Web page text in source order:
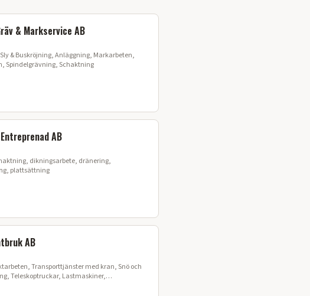
& Markservice AB
& Buskröjning, Anläggning, Markarbeten,
Spindelgrävning, Schaktning
AB
dikningsarbete, dränering,
plattsättning
AB
Transporttjänster med kran, Snö och
Teleskoptruckar, Lastmaskiner,
Sandupptagning, Sopmaskiner, Jordbruk